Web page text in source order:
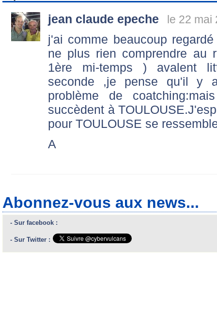
jean claude epeche le 22 mai
j'ai comme beaucoup
ne plus rien comprendre au
1ère mi-temps ) avalent
seconde ,je pense qu'il y
problème de
succèdent à
pour TOULOUSE se
A
Abonnez-vous aux news...
- Sur facebook :
- Sur Twitter :